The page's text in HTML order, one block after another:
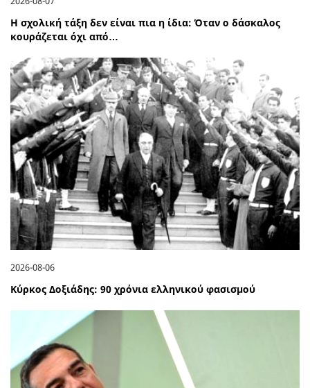
Η σχολική τάξη δεν είναι πια η ίδια: Όταν ο δάσκαλος
κουράζεται όχι από…
2026-08-06
Κύρκος Δοξιάδης: 90 χρόνια ελληνικού φασισμού